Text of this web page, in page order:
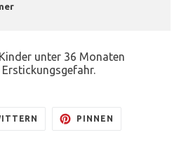
unter 36 Monaten
Erstickungsgefahr.
TWITTER
PINNEN